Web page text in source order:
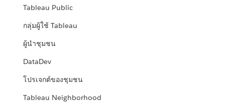
Tableau Public
กลุ่มผู้ใช้ Tableau
ผู้นำชุมชน
DataDev
โปรเจกต์ของชุมชน
Tableau Neighborhood